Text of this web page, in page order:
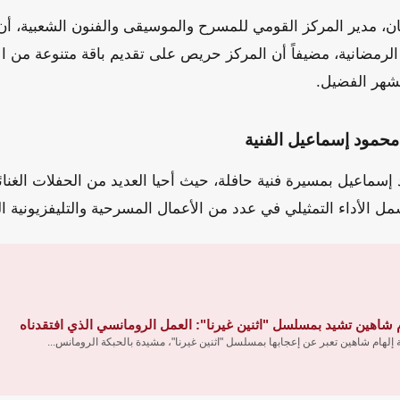
مدير المركز القومي للمسرح والموسيقى والفنون الشعبية،
الرمضانية، مضيفاً أن المركز حريص على تقديم باقة متنوعة من
الفضيل.
إسماعيل الفنية
إسماعيل بمسيرة فنية حافلة، حيث أحيا العديد من الحفلات
الأداء التمثيلي في عدد من الأعمال المسرحية والتليفزيونية
شاهين تشيد بمسلسل "اثنين غيرنا": العمل الرومانسي الذي افتقدناه
إلهام شاهين تعبر عن إعجابها بمسلسل "اثنين غيرنا"، مشيدة بالحبكة الرومانس...